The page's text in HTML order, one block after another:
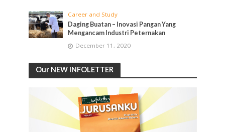
Career and Study
Daging Buatan – Inovasi Pangan Yang
Mengancam Industri Peternakan
December 11, 2020
Our NEW INFOLETTER